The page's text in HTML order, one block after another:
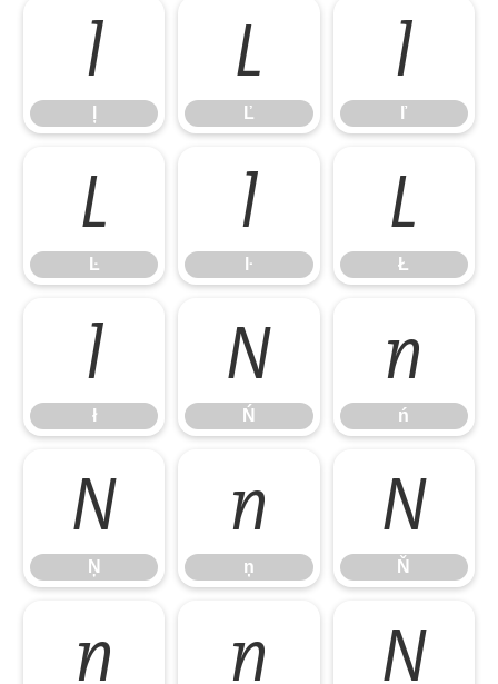
ļ Ľ
Ľ
ľ
ľ
Ŀ
Ŀ
ŀ
ŀ
Ł
Ł
ł
ł
Ń
Ń
ń
ń
Ņ
Ņ
ņ
ņ
Ň
Ň
ň ŉ Ŋ